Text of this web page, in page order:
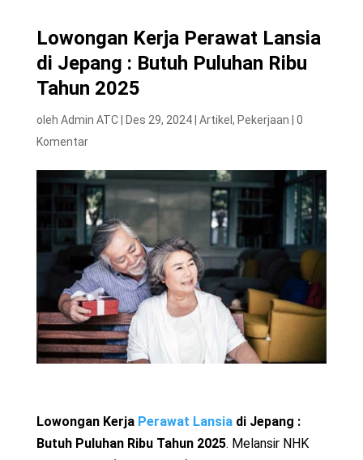
Lowongan Kerja Perawat Lansia
di Jepang : Butuh Puluhan Ribu
Tahun 2025
oleh Admin ATC| Des 29, 2024| Artikel , Pekerjaan
0
Komentar
Lowongan Kerja Perawat Lansiadi Jepang :
Butuh Puluhan Ribu Tahun 2025. Melansir NHK